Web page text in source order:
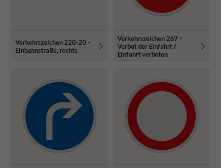
Verkehrszeichen 220-20 -
Einbahnstraße, rechts
Verkehrszeichen 267 -
Verbot der Einfahrt /
Einfahrt verboten